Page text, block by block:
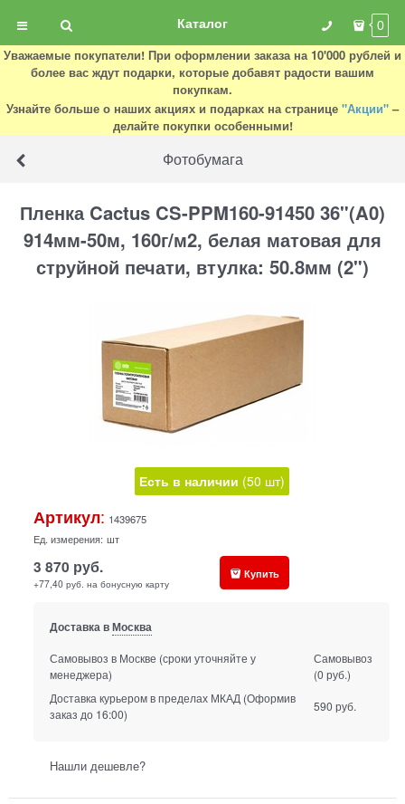
Каталог 0
Уважаемые покупатели! При оформлении заказа на 10'000 рублей и
более вас ждут подарки, которые добавят радости вашим
покупкам.
Узнайте больше о наших акциях и подарках на странице "Акции" –
делайте покупки особенными!
Фотобумага
Пленка Cactus CS-PPM160-91450 36"(A0)
914мм-50м, 160г/м2, белая матовая для
струйной печати, втулка: 50.8мм (2")
Есть в наличии (50 шт)
Артикул: 1439675
Ед. измерения: шт
3 870 руб.
+77,40 руб. на бонусную карту
Купить
Доставка вМосква
Самовывоз в Москве (сроки уточняйте у
менеджера)
Самовывоз
(0 руб.)
Доставка курьером в пределах МКАД (Оформив
заказ до 16:00)
590 руб.
Нашли дешевле?